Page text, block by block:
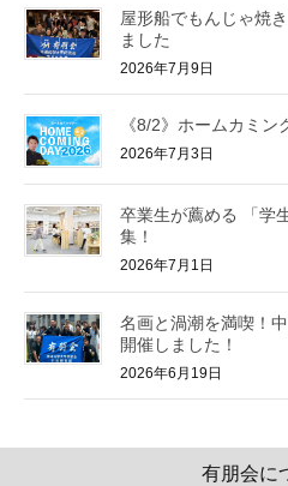
屋形船でもんじゃ焼
ました
2026年7月9日
《8/2》ホームカミ
2026年7月3日
卒業生が薦める 「学
集！
2026年7月1日
名画と渦潮を満喫！
開催しました！
2026年6月19日
有朋会に